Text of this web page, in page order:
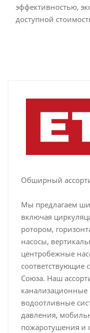
эффективностью,
доступной
Обширный
Мы предлагаем
включая
ротором,
насосы,
центробежные
соответствующие
Союза. Наш
канализационные
водоотливные
давления,
пожаротушения и